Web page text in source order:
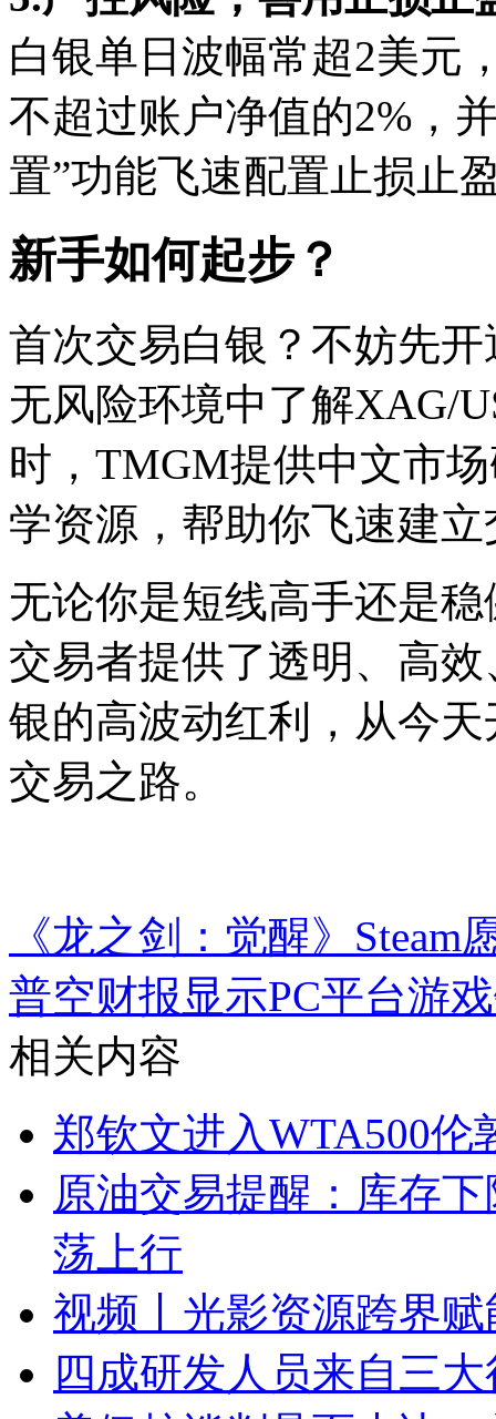
白银单日波幅常超2美元
不超过账户净值的2%，
置”功能飞速配置止损止
新手如何起步？
首次交易白银？不妨先
无风险环境中了解XAG/
时，TMGM提供中文市
学资源，帮助你飞速建
无论你是短线高手还是
交易者提供了透明、高
银的高波动红利，从今
交易之路。
《龙之剑：觉醒》
普空财报显示PC平台游
相关内容
郑钦文进入WTA500
原油交易提醒：库存
荡上行
视频丨光影资源跨界
四成研发人员来自三